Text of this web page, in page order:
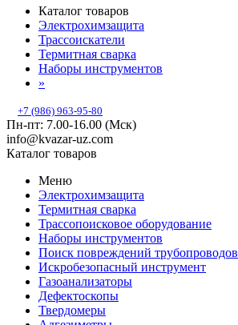
Каталог товаров
Электрохимзащита
Трассоискатели
Термитная сварка
Наборы инструментов
»
+7 (986) 963-95-80
Пн-пт: 7.00-16.00 (Мск)
info@kvazar-uz.com
Каталог товаров
Меню
Электрохимзащита
Термитная сварка
Трассопоисковое оборудование
Наборы инструментов
Поиск повреждений трубопроводов
Искробезопасный инструмент
Газоанализаторы
Дефектоскопы
Твердомеры